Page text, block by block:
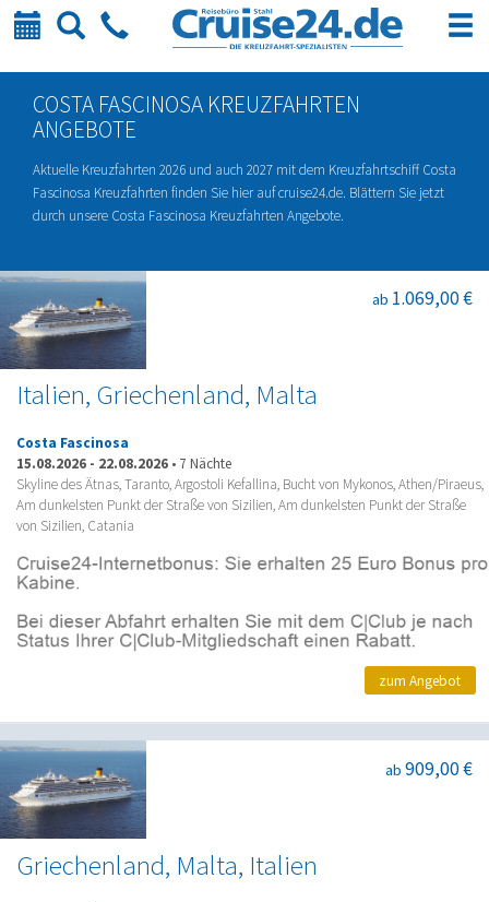
Kalender
SucheTelefon
COSTA FASCINOSA KREUZFAHRTEN
ANGEBOTE
Aktuelle Kreuzfahrten 2026 und auch 2027 mit dem Kreuzfahrtschiff Costa
Fascinosa Kreuzfahrten finden Sie hier auf cruise24.de. Blättern Sie jetzt
durch unsere Costa Fascinosa Kreuzfahrten Angebote.
Italien, Griechenland, Malta
ab 1.069,00 €
Costa Fascinosa
15.08.2026 - 22.08.2026 • 7 Nächte
Skyline des Ätnas, Taranto, Argostoli Kefallina, Bucht von Mykonos, Athen/Piraeus,
Am dunkelsten Punkt der Straße von Sizilien, Am dunkelsten Punkt der Straße
von Sizilien, Catania
zum Angebot
Griechenland, Malta, Italien
ab 909,00 €